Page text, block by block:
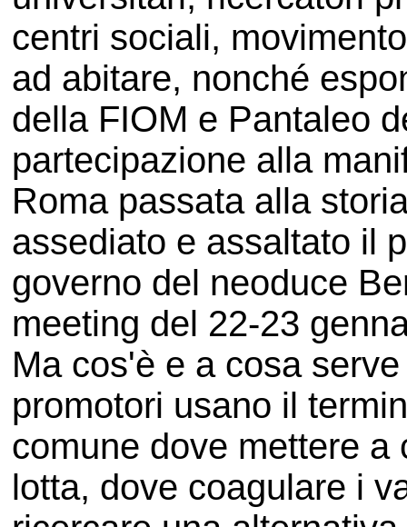
centri sociali,
ad abitare, nonché
della FIOM e Pantaleo
partecipazione alla
Roma passata alla
assediato e assaltato il
governo del neoduce
meeting del 22-23
Ma cos'è e a cosa
promotori usano il
comune dove mettere a
lotta, dove coagulare i